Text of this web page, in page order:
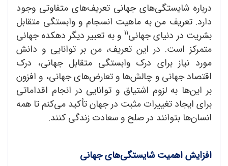
درباره شایستگی‌های جهانی تعریف‌های متفاوتی وجود
دارد. تعریف من به ماهیت انسجام و وابستگی متقابل
بشریت در دنیای جهانی11 و به تعبیر دیگر دهکده جهانی
متمرکز است. در این تعریف، من بر توانایی و دانش
مورد نیاز برای درک وابستگی متقابل جهانی، درک
اقتصاد جهانی و چالش‌ها و تعارض‌های جهانی، و افزون
بر این‌ها به لزوم اشتیاق و توانایی در انجام اقداماتی
برای ایجاد تغییرات مثبت در جهان تأکید می‌کنم تا همه
انسان‌ها بتوانند در صلح و سعادت زندگی کنند.
افزایش اهمیت شایستگیهای جهانی